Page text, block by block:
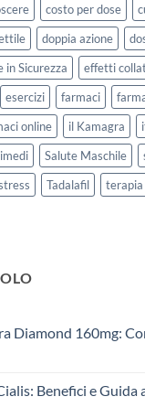
costo per dose
doppia azione
in Sicurezza
effetti
esercizi farmaci
online il Kamagra
Salute Maschile
Tadalafil terapia
Diamond 160mg:
Benefici e Guida